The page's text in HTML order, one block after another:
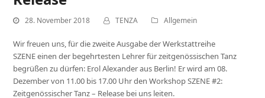
28. November 2018 TENZA Allgemein
Wir freuen uns, für die zweite Ausgabe der Werkstattreihe
SZENE einen der begehrtesten Lehrer für zeitgenössischen Tanz
begrüßen zu dürfen: Erol Alexander aus Berlin! Er wird am 08.
Dezember von 11.00 bis 17.00 Uhr den Workshop SZENE #2:
Zeitgenössischer Tanz – Release bei uns leiten.